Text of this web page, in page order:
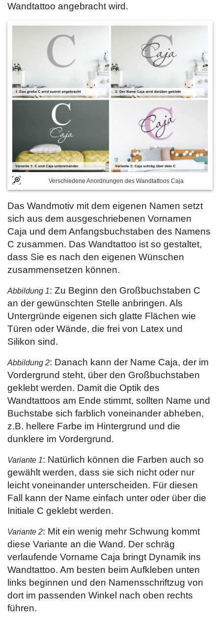
Wandtattoo angebracht wird.
Verschiedene Anordnungen des Wandtattoos Caja
Das Wandmotiv mit dem eigenen Namen setzt
sich aus dem ausgeschriebenen Vornamen
Caja und dem Anfangsbuchstaben des Namens
C zusammen. Das Wandtattoo ist so gestaltet,
dass Sie es nach den eigenen Wünschen
zusammensetzen können.
Abbildung 1: Zu Beginn den Großbuchstaben C
an der gewünschten Stelle anbringen. Als
Untergründe eigenen sich glatte Flächen wie
Türen oder Wände, die frei von Latex und
Silikon sind.
Abbildung 2: Danach kann der Name Caja, der im
Vordergrund steht, über den Großbuchstaben
geklebt werden. Damit die Optik des
Wandtattoos am Ende stimmt, sollten Name und
Buchstabe sich farblich voneinander abheben,
z.B. hellere Farbe im Hintergrund und die
dunklere im Vordergrund.
Variante 1: Natürlich können die Farben auch so
gewählt werden, dass sie sich nicht oder nur
leicht voneinander unterscheiden. Für diesen
Fall kann der Name einfach unter oder über die
Initiale C geklebt werden.
Variante 2: Mit ein wenig mehr Schwung kommt
diese Variante an die Wand. Der schräg
verlaufende Vorname Caja bringt Dynamik ins
Wandtattoo. Am besten beim Aufkleben unten
links beginnen und den Namensschriftzug von
dort im passenden Winkel nach oben rechts
führen.